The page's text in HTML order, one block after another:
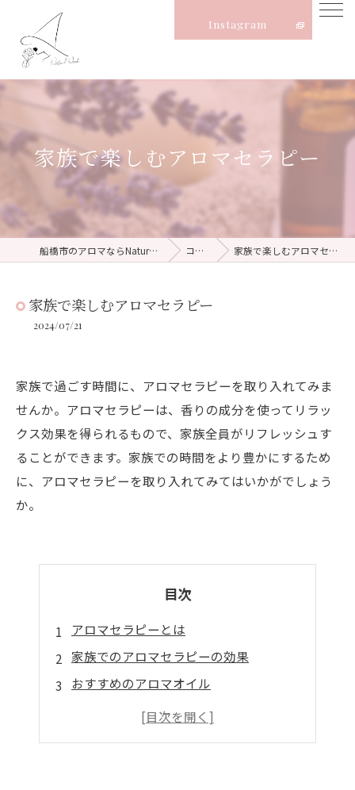
Instagram
家族で楽しむアロマセラピー
船橋市のアロマならNatural Witch コラム 家族で楽しむアロマセラピー
家族で楽しむアロマセラピー
2024/07/21
家族で過ごす時間に、アロマセラピーを取り入れてみま
せんか。アロマセラピーは、香りの成分を使ってリラッ
クス効果を得られるもので、家族全員がリフレッシュす
ることができます。家族での時間をより豊かにするため
に、アロマセラピーを取り入れてみてはいかがでしょう
か。
目次
アロマセラピーとは
家族でのアロマセラピーの効果
おすすめのアロマオイル
アロマセラピーのやり方